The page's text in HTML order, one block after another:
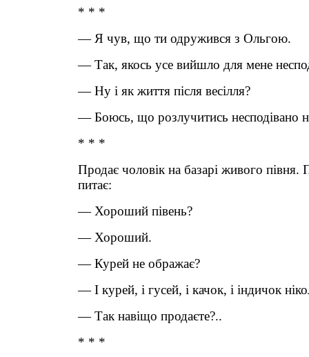
* * *
— Я чув, що ти одружився з Ольгою.
— Так, якось усе вийшло для мене
— Ну і як життя після весілля?
— Боюсь, що розлучитись несподівано
* * *
Продає чоловік на базарі живого півня.
питає:
— Хороший півень?
— Хороший.
— Курей не ображає?
— І курей, і гусей, і качок, і індичок
— Так навіщо продаєте?..
* * *